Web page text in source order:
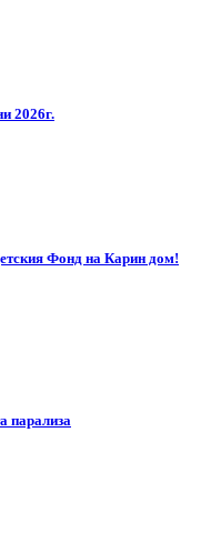
2026г.
Фонд на Карин дом!
парализа